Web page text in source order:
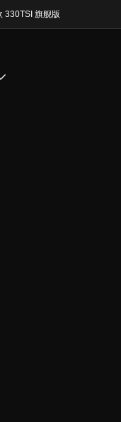
330TSI 旗舰版